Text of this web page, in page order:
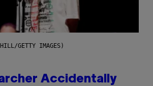
GETTY IMAGES)
Accidentally